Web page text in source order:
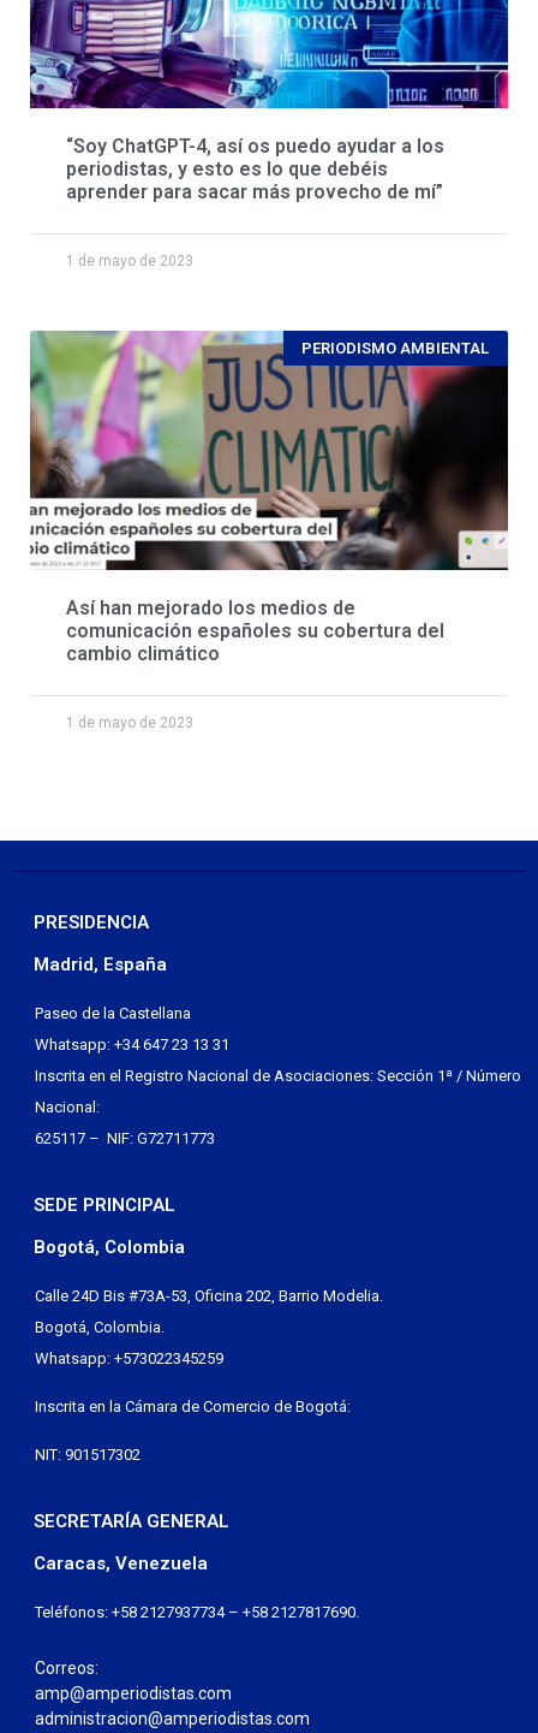
“Soy ChatGPT-4, así os puedo ayudar a los
periodistas, y esto es lo que debéis
aprender para sacar más provecho de mí”
1 de mayo de 2023
PERIODISMO AMBIENTAL
Así han mejorado los medios de
comunicación españoles su cobertura del
cambio climático
1 de mayo de 2023
PRESIDENCIA
Madrid, España
Paseo de la Castellana
Whatsapp: +34 647 23 13 31
Inscrita en el Registro Nacional de Asociaciones: Sección 1ª / Número
Nacional:
625117 – NIF: G72711773
SEDE PRINCIPAL
Bogotá, Colombia
Calle 24D Bis #73A-53, Oficina 202, Barrio Modelia.
Bogotá, Colombia.
Whatsapp: +573022345259
Inscrita en la Cámara de Comercio de Bogotá:
NIT: 901517302
SECRETARÍA GENERAL
Caracas, Venezuela
Teléfonos: +58 2127937734 – +58 2127817690.
Correos:
amp@amperiodistas.com
administracion@amperiodistas.com